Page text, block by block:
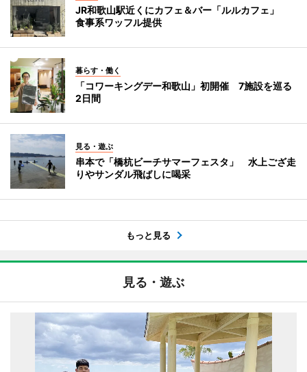
JR和歌山駅近くにカフェ＆バー「ルルカフェ」
食事系ワッフル提供
暮らす・働く
「コワーキングデー和歌山」初開催 7施設を巡る
2日間
見る・遊ぶ
串本で「橋杭ビーチサマーフェスタ」 水上ござ走
りやサンダル飛ばしに喝采
もっと見る
見る・遊ぶ